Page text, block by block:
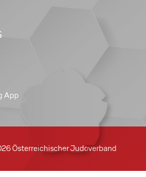
App
Österreichischer Judoverband